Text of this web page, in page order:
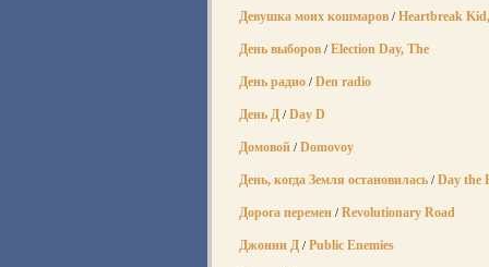
Девушка моих кошмаров / Heartbreak
День выборов / Election Day, The
День радио / Den radio
День Д / Day D
Домовой / Domovoy
День, когда Земля остановилась / Day the
Дорога перемен / Revolutionary Road
Джонни Д / Public Enemies